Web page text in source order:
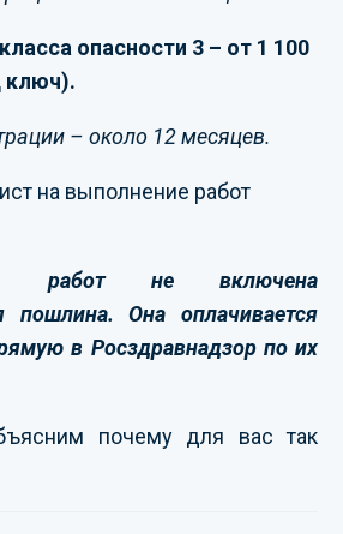
опасности 3 – от 1 100
ключ).
– около 12 месяцев.
на выполнение работ
работ не включена
пошлина. Она оплачивается
в Росздравнадзор по их
почему для вас так